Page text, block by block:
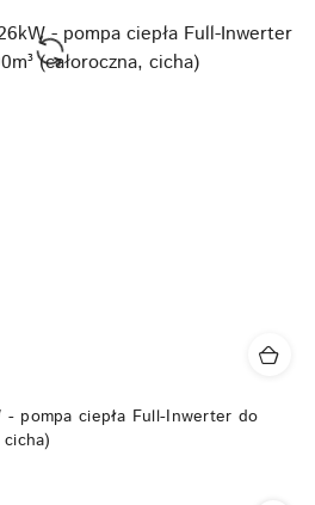
- pompa ciepła Full-Inwerter do